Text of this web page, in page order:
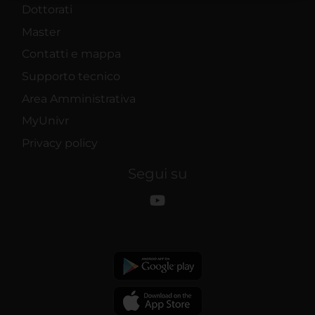
raccolto dal tuo utilizzo dei loro servizi.
Dottorati
Master
Contatti e mappa
Supporto tecnico
Area Amministrativa
MyUnivr
Privacy policy
Segui su